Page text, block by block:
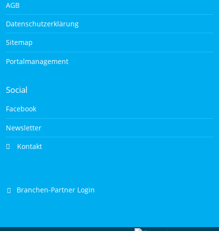
AGB
Datenschutzerklärung
Sitemap
Portalmanagement
Social
Facebook
Newsletter
Kontakt
Branchen-Partner Login